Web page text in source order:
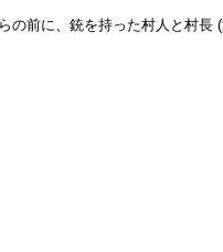
前に、銃を持った村人と村長 (